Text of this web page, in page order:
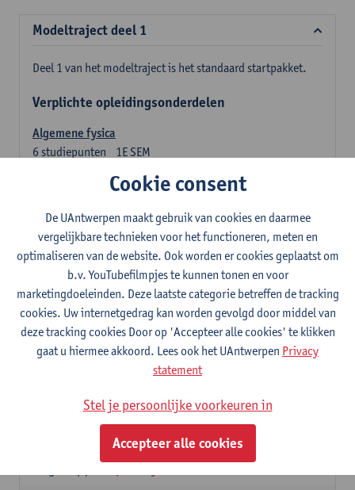
Modeltraject deel 1
Deel 1 van het modeltraject is het standaard startpakket.
Verplichte opleidingsonderdelen
Algemene fysica
1E SEM
6 studiepunten
1E SEM
studiepunten
Lesgever(s):
Jan Sijbers
Algemene chemie m.i.v. labovaardigheden
1E SEM
7studiepunten
Lesgever(s):
Frank Blockhuys Christophe De Bie
Studium generale in de biomedische wetenschappen deel
1: onderzoek in de levenswetenschappen
Lesgever(s):
Anja Verhulst Sebastiaan De Schepper
1E SEM
Cookie consent
De UAntwerpen maakt gebruik van cookies en daarmee
vergelijkbare technieken voor het functioneren, meten en
optimaliseren van de website. Ook worden er cookies geplaatst om
b.v. YouTubefilmpjes te kunnen tonen en voor
marketingdoeleinden. Deze laatste categorie betreffen de tracking
cookies. Uw internetgedrag kan worden gevolgd door middel van
deze tracking cookies Door op 'Accepteer alle cookies' te klikken
gaat u hiermee akkoord. Lees ook het UAntwerpen Privacy
statement
Stel je persoonlijke voorkeuren in
Accepteer alle cookies